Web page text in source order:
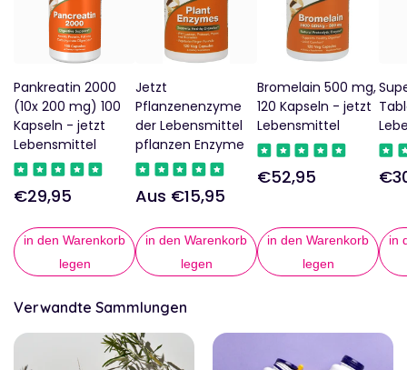
Pankreatin 2000
(10x 200 mg) 100
Kapseln - jetzt
Lebensmittel
Regulärer
€29,95
in den Warenkorb
legen
Jetzt
Pflanzenenzyme
der Lebensmittel
pflanzen Enzyme
Regulärer
Aus €15,95
in den Warenkorb
legen
Bromelain 500 mg,
120 Kapseln - jetzt
Lebensmittel
Regulärer
€52,95
in den Warenkorb
legen
in
Verwandte Sammlungen